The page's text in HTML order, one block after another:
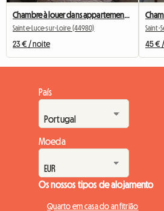
Sainte-Luce-sur-Loire (44980)
23 € / noite
Saint-
45 €
País
Moeda
Os nossos tipos de alojamento
Quarto em casa do anfitrião